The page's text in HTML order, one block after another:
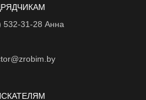
532-31-28 Анна